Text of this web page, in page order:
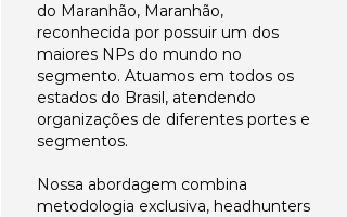
do Maranhão, Maranhão,
reconhecida por possuir um dos
maiores NPs do mundo no
segmento. Atuamos em todos os
estados do Brasil, atendendo
organizações de diferentes portes e
segmentos.
Nossa abordagem combina
metodologia exclusiva, headhunters